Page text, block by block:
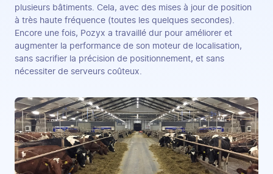
plusieurs bâtiments. Cela, avec des mises à jour de position
à très haute fréquence (toutes les quelques secondes).
Encore une fois, Pozyx a travaillé dur pour améliorer et
augmenter la performance de son moteur de localisation,
sans sacrifier la précision de positionnement, et sans
nécessiter de serveurs coûteux.